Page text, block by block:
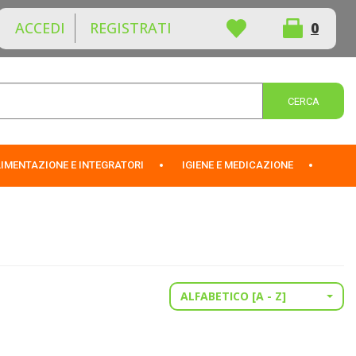
ACCEDI REGISTRATI 0
ARTICOLI
INSERITI
E INTEGRATORI IGIENE E MEDICAZIONE
ALFABETICO [A - Z]